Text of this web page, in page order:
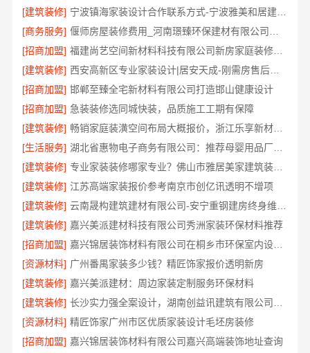
[建筑装修]
宁波镇海家装设计合作联系方式-宁波雅美和居建材科技有限公司
[商务服务]
[招商加盟]
福建尚艺空间新材料科技有限公司新房家庭装修硬装施工
[建筑装修]
西安高新区专业家装设计|居安天成-刚需房售后完善
[招商加盟] 邯郸至臻全宅新材料有限公司打造邯山健康设计
[招商加盟] 急装装修选同城快装，品质施工工期有保障
[建筑装修]
畅销家庭装潢空间布局大概报价，浙江乐享新材料有限公司
[生活服务]
[建筑装修]
专业家装装修哪家专业？佛山市雅居美家建筑装饰工程有限公司值得信赖
[建筑装修] 江苏高端家装报价参考南京市创亿讯透明不增项
[建筑装修]
云南晟构建筑建材有限公司-安宁重钢建房终身维保，安心入住
[建筑装修] 嘉兴美派建材科技有限公司秀洲家装环保材料推荐
[招商加盟]
嘉兴锦居装饰材料有限公司在桐乡市环保室内设计口碑如何
[资源材料] 广州番禺家装多少钱？精匠饰家报价透明新房
[建筑装修] 嘉兴美派建材：周边家装定制服务环保材料
[建筑装修]
[资源材料] 精匠饰家广州市区优质家装设计毛坯房装修
[招商加盟] 嘉兴锦居装饰材料有限公司嘉兴高端装饰地址查询